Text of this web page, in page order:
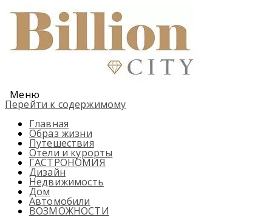
Меню
Перейти к содержимому
Главная
Образ жизни
Путешествия
Отели и курорты
ГАСТРОНОМИЯ
Дизайн
Недвижимость
Дом
Автомобили
ВОЗМОЖНОСТИ